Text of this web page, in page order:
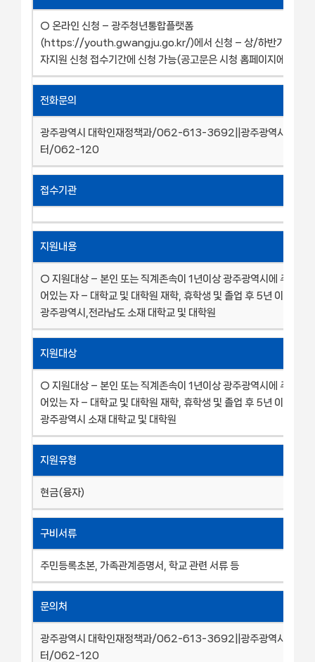
○ 온라인 신청 – 광주청년통합플랫폼
(https://youth.gwangju.go.kr/)에서 신청 – 상/하반기 학자금
자지원 신청 접수기간에 신청 가능(공고문은 시청 홈페이지에서 확
전화문의
광주광역시 대학인재정책과/062-613-3692||광주광역시 빛고
터/062-120
접수기관
지원내용
○ 지원대상 – 본인 또는 직계존속이 1년이상 광주광역시에 주민등
어있는 자 – 대학교 및 대학원 재학, 휴학생 및 졸업 후 5년 이내의
광주광역시,전라남도 소재 대학교 및 대학원
지원대상
○ 지원대상 – 본인 또는 직계존속이 1년이상 광주광역시에 주민등
어있는 자 – 대학교 및 대학원 재학, 휴학생 및 졸업 후 5년 이내의
광주광역시 소재 대학교 및 대학원
지원유형
현금(융자)
구비서류
주민등록초본, 가족관계증명서, 학교 관련 서류 등
문의처
광주광역시 대학인재정책과/062-613-3692||광주광역시 빛고
터/062-120